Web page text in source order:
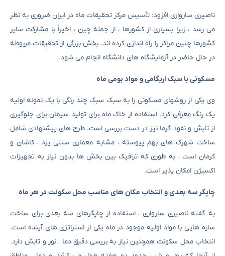
ناصیری سارواری افزود: تأسیس مرکز تحقیقات ماه در ایران ضروری به نظر
می رسد ، زیرا بسیاری از کشورها ، از جمله چین ، اخیراً با مشارکت سایر
کشورها چنین مراکز را راه اندازی کرده اند. بخش بزرگی از تحقیقات مربوطه
در حال حاضر در آزمایشگاه های دانشگاه انجام می شود.
مسکونی با سبک اریگامی و مواد بومی ماه
وی یکی از روشهای مسکونی را به سبک سبک چند رنگی با یک نمونه اولیه
یک رنگ معرفی کرد. استفاده از خاک ماه برای تولید سیمان برای جلوگیری
از تابش و نفوذ گرما نیز در دست بررسی است. طرح های پیشنهادی شامل
ساخت شهرک های بهم پیوسته ، مشابه معماری سنتی یزد ، کاشان و
کرمان است ، به طوری که ترافیک بین بخش ها بدون نیاز به تجهیزات
اکسیژن امکان پذیر است.
چاپگر سه بعدی و انتخاب مکان های مناسب محل سکونت در هر ماه
به گفته ناصیری سارواری ، استفاده از چاپگرهای سه بعدی برای ساخت
سازه هایی با مواد اولیه موجود در ماه یکی از استراتژی های آینده است.
انتخاب محل سکونت همچنین نیاز به بررسی دقیق دما ، نور و تابش دارد.